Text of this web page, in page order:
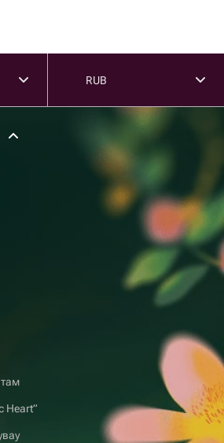
RUB
Heart”